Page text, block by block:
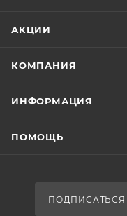
АКЦИИ
КОМПАНИЯ
ИНФОРМАЦИЯ
ПОМОЩЬ